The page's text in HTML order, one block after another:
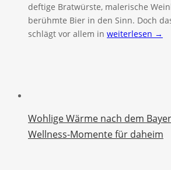
deftige Bratwürste, malerische
berühmte Bier in den Sinn. Doch
schlägt vor allem in weiterlesen →
Wohlige Wärme nach dem
Wellness-Momente für daheim